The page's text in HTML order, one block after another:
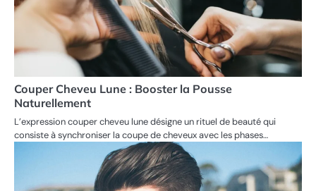
Couper Cheveu Lune : Booster la Pousse
Naturellement
L’expression couper cheveu lune désigne un rituel de beauté qui
consiste à synchroniser la coupe de cheveux avec les phases…